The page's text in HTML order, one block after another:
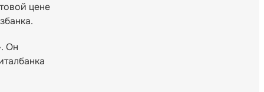
цене
Он